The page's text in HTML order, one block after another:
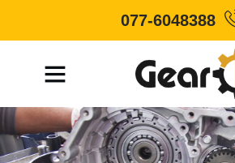
077-6048388